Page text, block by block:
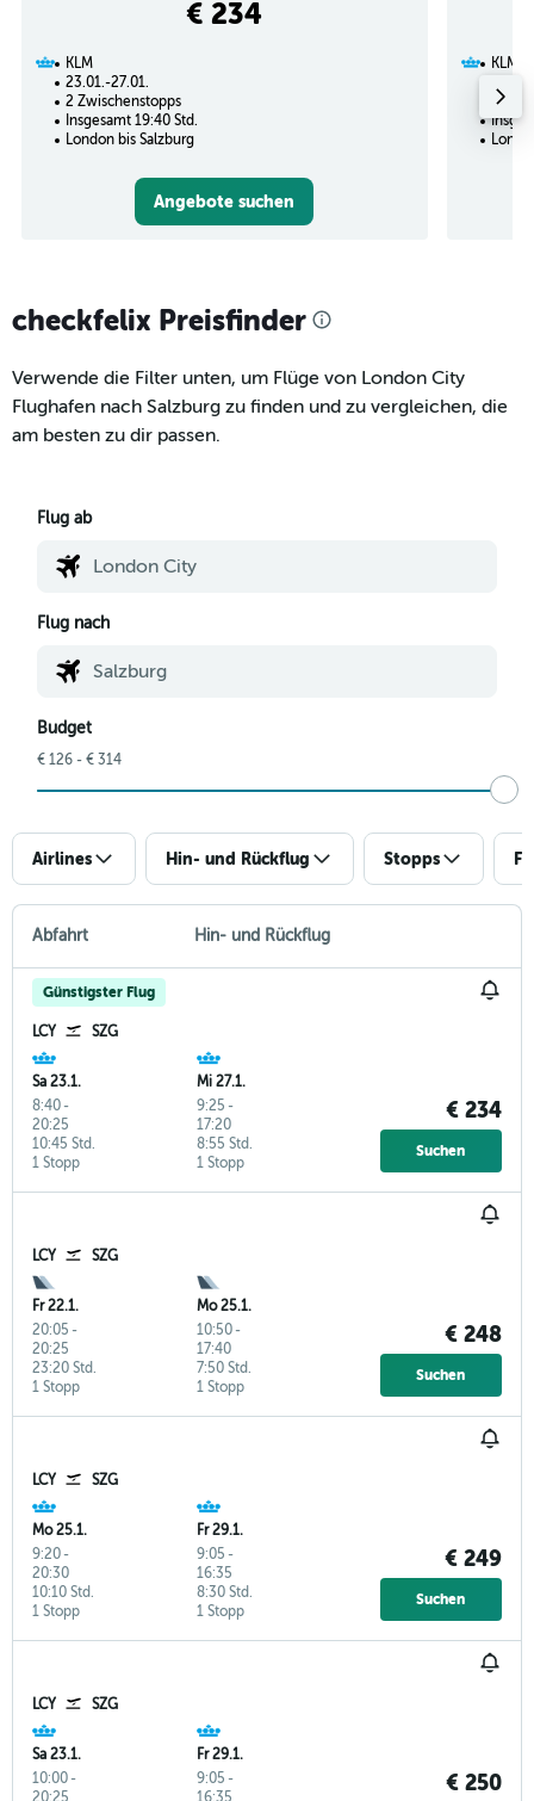
€ 234
KLM
23.01.-27.01.
2 Zwischenstopps
Insgesamt 19:40 Std.
London bis Salzburg
Angebote suchen
KLM
1
checkfelix Preisfinder
Verwende die Filter unten, um Flüge von London City
Flughafen nach Salzburg zu finden und zu vergleichen, die
am besten zu dir passen.
Flug ab
Flug nach
Budget
€ 126 - € 314
Airlines Hin- und Rückflug Stopps
Abfahrt Hin- und Rückflug
Günstigster Flug
LCY SZG
Sa 23.1.
8:40-
20:25
1 Stopp
10:45 Std.
Mi 27.1.
9:25 -
17:20
1 Stopp
8:55 Std.
€ 234
Suchen
LCY SZG
Fr 22.1.
20:05 -
20:25
1 Stopp
23:20 Std.
Mo 25.1.
10:50-
17:40
1 Stopp
7:50 Std.
€ 248
Suchen
LCY SZG
Mo 25.1.
9:20-
20:30
1 Stopp
10:10 Std.
Fr 29.1.
9:05 -
16:35
1 Stopp
8:30 Std.
€ 249
Suchen
LCY SZG
Sa 23.1.
10:00-
20:25
Fr 29.1.
9:05 -
16:35
€ 250